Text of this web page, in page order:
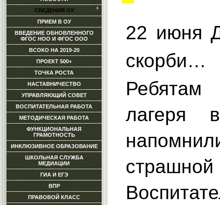
СВЕДЕНИЯ ОУ
ПРИЕМ В ОУ
ВВЕДЕНИЕ ОБНОВЛЕННОГО
ФГОС НОО И ФГОС ООО
ВСОКО НА 2019-20
ПРОЕКТ 500+
ТОЧКА РОСТА
НАСТАВНИЧЕСТВО
УПРАВЛЯЮЩИЙ СОВЕТ
ВОСПИТАТЕЛЬНАЯ РАБОТА
МЕТОДИЧЕСКАЯ РАБОТА
ФУНКЦИОНАЛЬНАЯ
ГРАМОТНОСТЬ
ИНКЛЮЗИВНОЕ ОБРАЗОВАНИЕ
ШКОЛЬНАЯ СЛУЖБА
МЕДИАЦИИ
ГИА И ЕГЭ
ВПР
ПРАВОВОЙ КЛАСС
22 июня
скорби…
Ребятам
лагеря